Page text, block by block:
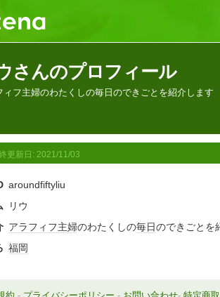
さんのプロフィール
ィフ主婦のわたくしの毎日のできごとを紹介します
更新日: 2021/11/03
aroundfiftyliu
リウ
アラフィフ主婦のわたくしの毎日のできごとを
福岡